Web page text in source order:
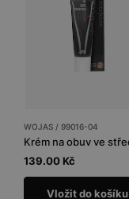
WOJAS / 99016-04
139.00 Kč
Vložit do košíku